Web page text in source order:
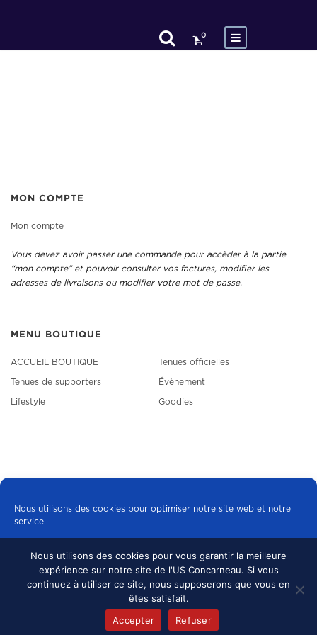
Nous utilisons des cookies pour optimiser notre site web et notre
service.
Tous les cookies
Refuser
Politique de cookies mentions légales
0
MON COMPTE
Mon compte
Vous devez avoir passer une commande pour accèder à la partie
“mon compte” et pouvoir consulter vos factures, modifier les
adresses de livraisons ou modifier votre mot de passe.
MENU BOUTIQUE
ACCUEIL BOUTIQUE Tenues officielles
Tenues de supporters Évènement
Lifestyle Goodies
© 2024 US CONCARNEAU, TOUS DROITS
RÉSERVÉS. MENTIONS LÉGALES •
Nous utilisons des cookies pour vous garantir la meilleure
expérience sur notre site de l'US Concarneau. Si vous
continuez à utiliser ce site, nous supposerons que vous en
êtes satisfait.
Accepter
Refuser